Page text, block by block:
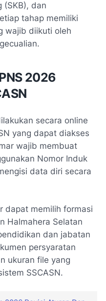
(SKB), dan
tahap memiliki
wajib diikuti oleh
2026
secara online
yang dapat diakses
wajib membuat
Nomor Induk
data diri secara
dapat memilih formasi
Halmahera Selatan
dan jabatan
persyaratan
ukuran file yang
SSCASN.